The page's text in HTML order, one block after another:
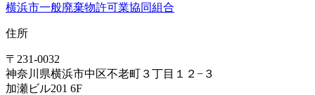
横浜市一般廃棄物許可業協同組合
住所
〒231-0032
神奈川県横浜市中区不老町３丁目１２−３
加瀬ビル201 6F